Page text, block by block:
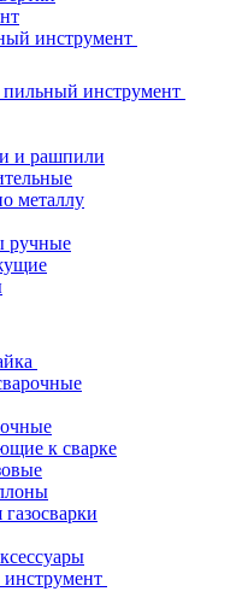
инструмент
инструмент
и рашпили
металлу
ручные
к сварке